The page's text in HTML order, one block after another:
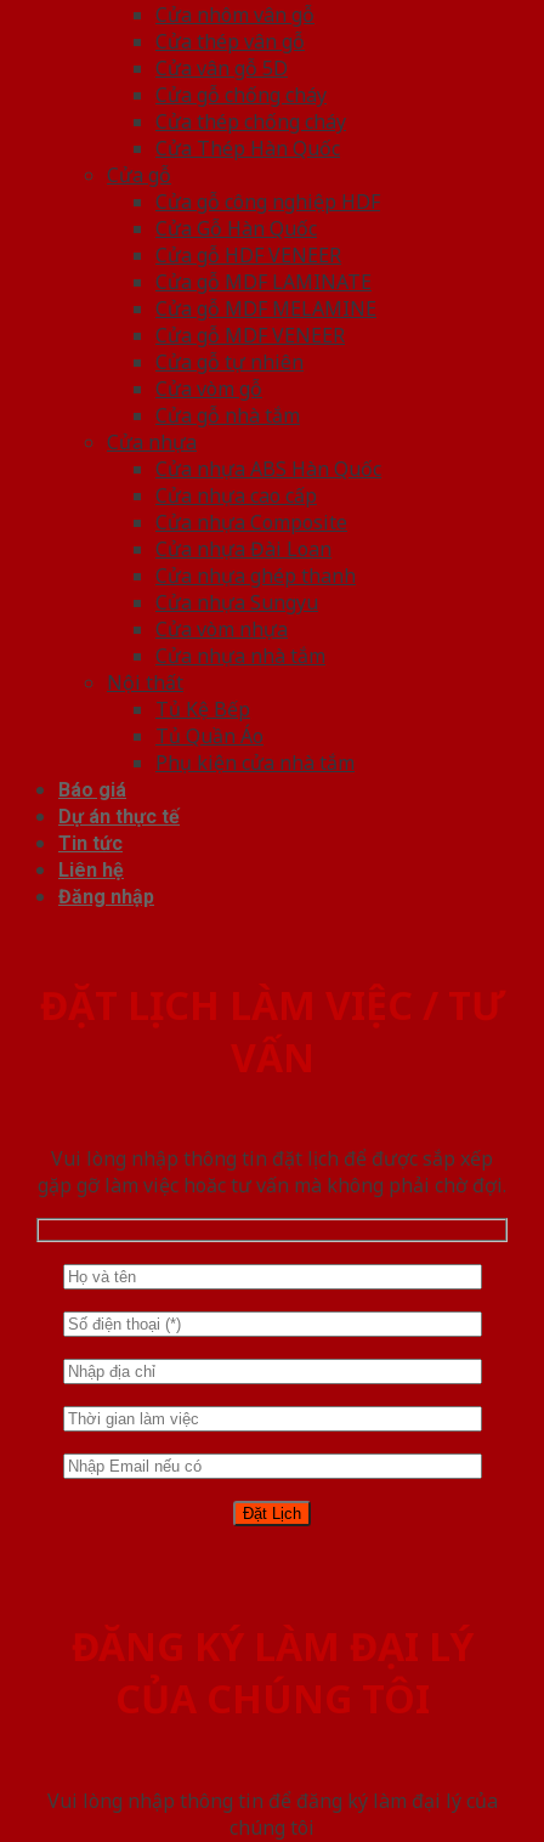
Cửa nhôm vân gỗ
Cửa thép vân gỗ
Cửa vân gỗ 5D
Cửa gỗ chống cháy
Cửa thép chống cháy
Cửa Thép Hàn Quốc
Cửa gỗ
Cửa gỗ công nghiệp HDF
Cửa Gỗ Hàn Quốc
Cửa gỗ HDF VENEER
Cửa gỗ MDF LAMINATE
Cửa gỗ MDF MELAMINE
Cửa gỗ MDF VENEER
Cửa gỗ tự nhiên
Cửa vòm gỗ
Cửa gỗ nhà tắm
Cửa nhựa
Cửa nhựa ABS Hàn Quốc
Cửa nhựa cao cấp
Cửa nhựa Composite
Cửa nhựa Đài Loan
Cửa nhựa ghép thanh
Cửa nhựa Sungyu
Cửa vòm nhựa
Cửa nhựa nhà tắm
Nội thất
Tủ Kệ Bếp
Tủ Quần Áo
Phụ kiện cửa nhà tắm
Báo giá
Dự án thực tế
Tin tức
Liên hệ
Đăng nhập
ĐẶT LỊCH LÀM VIỆC / TƯ
VẤN
Vui lòng nhập thông tin đặt lịch để được sắp xếp
gặp gỡ làm việc hoăc tư vấn mà không phải chờ đợi.
ĐĂNG KÝ LÀM ĐẠI LÝ
CỦA CHÚNG TÔI
Vui lòng nhập thông tin để đăng ký làm đại lý của
chúng tôi